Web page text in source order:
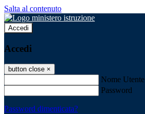
Salta al contenuto
Accedi
Accedi
button close ×
Nome Utente
Password
Password dimenticata?